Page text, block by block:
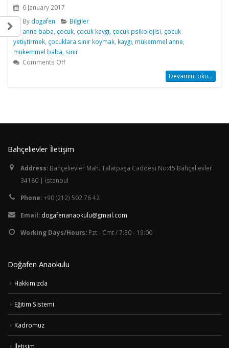
6 January 2017
By dogafen
Bilgiler
anne baba çocuk, çocuk kaygı çocuk psikolojisi çocuk
yetiştirmek çocuklara sınır koymak kaygı mükemmel anne
mükemmel baba sınır
Comments Offon
Devamını oku...
Bahçelievler İletişim
Address: Bahçelievler Mah. Talatpaşa Caddesi No:45 Bahçelievler
34180 | İstanbul
Phone:+90 (212) 502 76 42
Email: dogafenanaokulu@gmail.com
Working Days/Hours: Pzt - Cmt / 7:30 - 19:00
Doğafen Anaokulu
Hakkımızda
Eğitim Sistemi
Kadromuz
İletişim